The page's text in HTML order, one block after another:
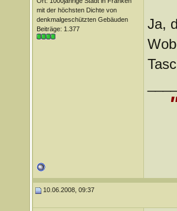
mit der höchsten Dichte von
denkmalgeschützten Gebäuden
Beiträge: 1.377
Ja,
10.06.2008, 09:37